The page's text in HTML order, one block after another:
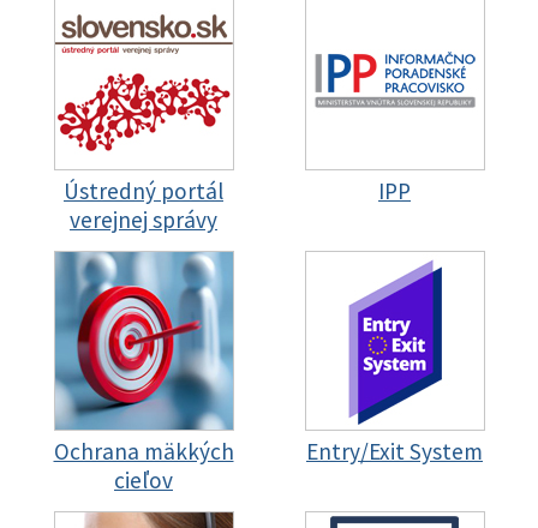
Ústredný portál
verejnej správy
IPP
Ochrana mäkkých
cieľov
Entry/Exit System